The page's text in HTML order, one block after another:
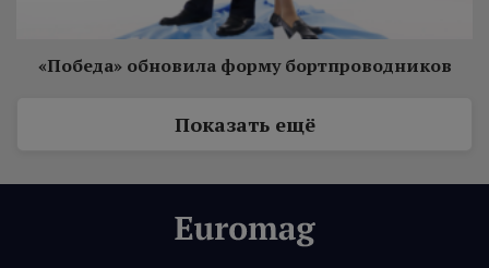
«Победа» обновила форму бортпроводников
Показать ещё